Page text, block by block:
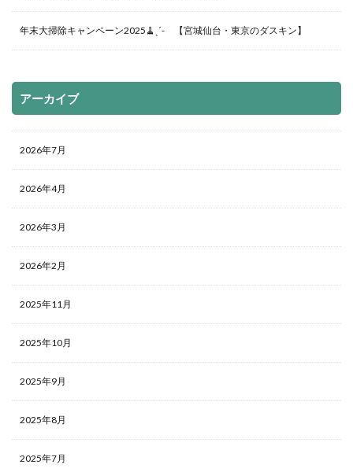
年末大掃除キャンペーン2025🧹ˎˊ- 【宮城仙台・東京のダスキン】
アーカイブ
2026年7月
2026年4月
2026年3月
2026年2月
2025年11月
2025年10月
2025年9月
2025年8月
2025年7月